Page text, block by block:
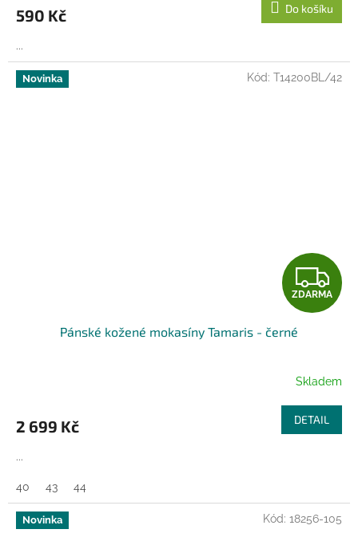
590 Kč Do košíku
...
Novinka
Z
D
R
M
A
ZDARMA
Pánské kožené mokasíny Tamaris - černé
Skladem
2 699 Kč DETAIL
...
40 43 44
Kód: T14200BL/42
Novinka Kód: 18256-105